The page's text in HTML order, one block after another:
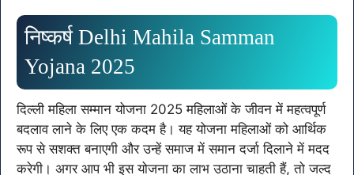
निष्कर्ष Delhi Mahila Samman
Yojana 2025
दिल्ली महिला सम्मान योजना 2025 महिलाओं के जीवन में महत्वपूर्ण
बदलाव लाने के लिए एक कदम है। यह योजना महिलाओं को आर्थिक
रूप से सशक्त बनाएगी और उन्हें समाज में समान दर्जा दिलाने में मदद
करेगी। अगर आप भी इस योजना का लाभ उठाना चाहती हैं, तो जल्द